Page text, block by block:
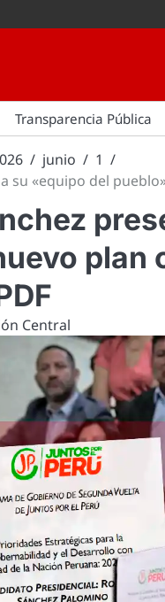
Transparencia Pública
junio
1
su «equipo del
plan
Central